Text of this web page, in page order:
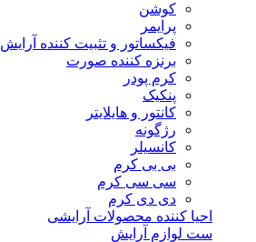
کوشن
پرایمر
فیکساتور و تثبیت کننده آرایش
برنزه کننده صورت
کرم پودر
پنکیک
کانتور و هایلایتر
رژگونه
کانسیلر
بی بی کرم
سی سی کرم
دی دی کرم
احیا کننده محصولات آرایشی
ست لوازم آرایش